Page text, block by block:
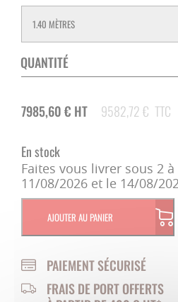
QUANTITÉ
7985,60€ HT 9582,72 € TTC
En stock
Faites vous livrer sous 2
11/08/2026 et le 14/08/
AJOUTER AU PANIER
PAIEMENT SÉCURISÉ
FRAIS DE PORT OFFERTS